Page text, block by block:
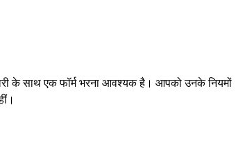
के साथ एक फॉर्म भरना आवश्यक है। आपको उनके नियमों